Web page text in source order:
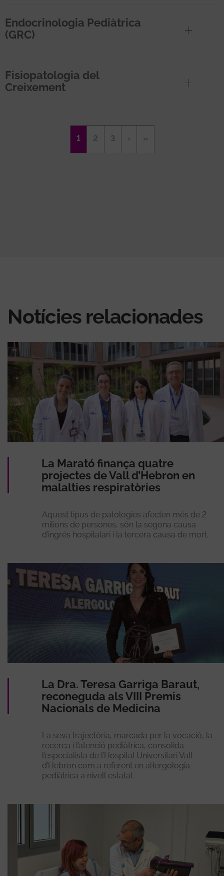
Endocrinologia Pediàtrica
(GRC)
Fisiopatologia del
Creixement
Pàgina
1 Page
2 Page
3
Pàgina
›
Última
»
Notícies relacionades
La Marató finança quatre
projectes de Vall d’Hebron en
malalties respiratòries
Aquest tipus de patologies afecten més de 2
milions de persones, són la segona causa
d’ingrés hospitalari i la tercera causa de mort.
La Dra. Teresa Garriga Baraut,
reconeguda als VIII Premis
Nacionals de Medicina
La seva trajectòria, marcada per la vocació, la
recerca i l’atenció pediàtrica, consolida
l’especialista de l’Hospital Universitari Vall
d’Hebron com a referent en al·lergologia
pediàtrica a nivell estatal.